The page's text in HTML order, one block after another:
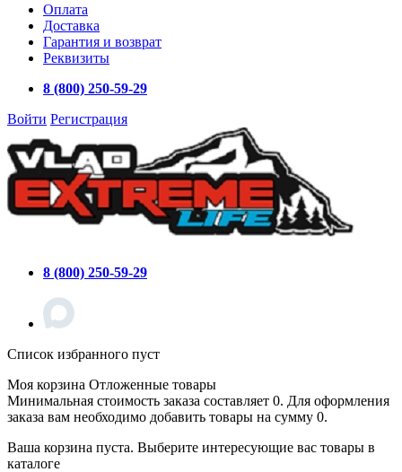
Оплата
Доставка
Гарантия и возврат
Реквизиты
8 (800) 250-59-29
Войти Регистрация
8 (800) 250-59-29
Список избранного пуст
Моя корзина Отложенные товары
Минимальная стоимость заказа составляет 0. Для оформления
заказа вам необходимо добавить товары на сумму 0.
Ваша корзина пуста. Выберите интересующие вас товары в
каталоге